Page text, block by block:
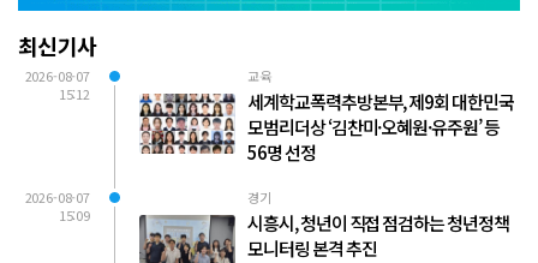
최신기사
2026-08-07
15:12
교육
세계학교폭력추방본부, 제9회 대한민국
모범리더상 ‘김찬미·오혜원·유주원’ 등
56명 선정
2026-08-07
15:09
경기
시흥시, 청년이 직접 점검하는 청년정책
모니터링 본격 추진